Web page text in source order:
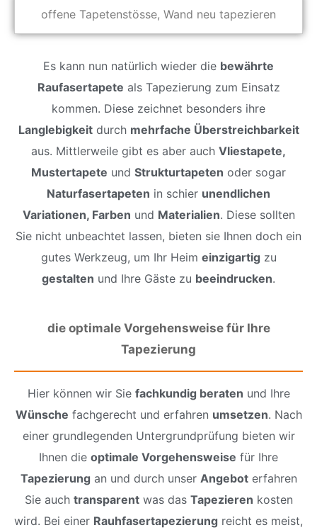
offene Tapetenstösse, Wand neu tapezieren
Es kann nun natürlich wieder die bewährte
Raufasertapete als Tapezierung zum Einsatz
kommen. Diese zeichnet besonders ihre
Langlebigkeitdurch mehrfache Überstreichbarkeit
aus. Mittlerweile gibt es aber auch Vliestapete,
Mustertapete und Strukturtapeten oder sogar
Naturfasertapeten in schier unendlichen
Variationen, Farben und Materialien. Diese sollten
Sie nicht unbeachtet lassen, bieten sie Ihnen doch ein
gutes Werkzeug, um Ihr Heim einzigartigzu
gestalten und Ihre Gäste zu beeindrucken.
die optimale Vorgehensweise für Ihre
Tapezierung
Hier können wir Sie fachkundig beraten und Ihre
Wünsche fachgerecht und erfahren umsetzen. Nach
einer grundlegenden Untergrundprüfung bieten wir
Ihnen die optimale Vorgehensweise für Ihre
Tapezierungan und durch unser Angeboterfahren
Sie auch transparentwas das Tapezieren kosten
wird. Bei einer Rauhfasertapezierung reicht es meist,